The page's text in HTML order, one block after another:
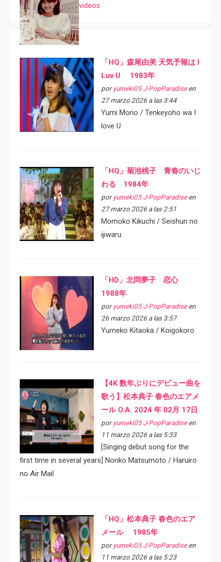
videos
「HQ」森尾由美 天気予報は I
Luv U 1983年
por yumeki05 J-PopParadiseen
27 marzo 2026 a las 3:44
Yumi Morio / Tenkeyoho wa I
love U
「HQ」菊池桃子 青春のいじ
わる 1984年
por yumeki05 J-PopParadiseen
27 marzo 2026 a las 2:51
Momoko Kikuchi / Seishun no
ijiwaru
「HD」北岡夢子 恋心
1988年
por yumeki05 J-PopParadiseen
26 marzo 2026 a las 3:57
Yumeko Kitaoka / Koigokoro
【4K 数年ぶりにデビュー曲を
歌う】松本典子 春色のエアメ
ール O.A. 2024 年 02月 17日
por yumeki05 J-PopParadiseen
11 marzo 2026 a las 5:33
[Singing debut song for the
first time in several years] Noriko Matsumoto / Haruiro
no Air Mail
「HQ」松本典子 春色のエア
メール 1985年
por yumeki05 J-PopParadiseen
11 marzo 2026 a las 5:23